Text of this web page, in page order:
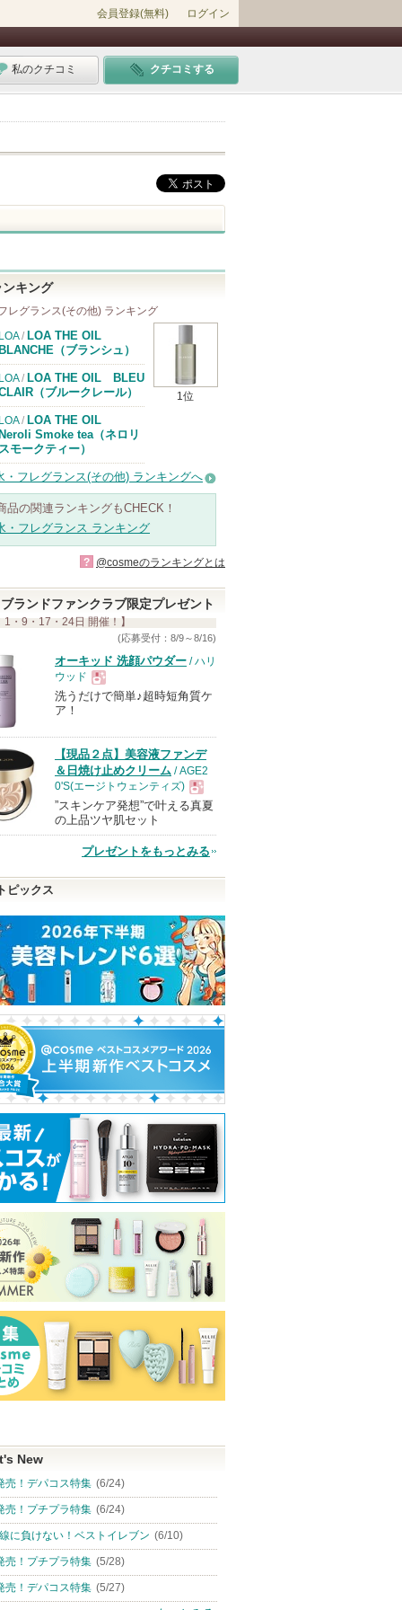
会員登録(無料) ログイン
私のクチコミ クチコミする
ンキング
レグランス(その他) ランキング
1位
LOA/ LOA THE OIL
BLANCHE（ブランシュ）
LOA/ LOA THE OIL BLEU
（ブルークレール）
LOA/ LOA THE OIL
Neroli Smoke tea（ネロリ
スモークティー）
・フレグランス(その他) ランキングへ
品の関連ランキングもCHECK！
・フレグランス ランキング
? @cosmeのランキングとは
ブランドファンクラブ限定プレゼント
1・9・17・24日 開催！】
(応募受付：8/9～8/16)
オーキッド 洗顔パウダー / ハリ
ウッド
現
品
洗うだけで簡単♪超時短角質ケ
ア！
【現品２点】美容液ファンデ
＆日焼け止めクリーム / AGE2
0'S(エージトウェンティズ)
現
品
”スキンケア発想”で叶える真夏
の上品ツヤ肌セット
プレゼントをもっとみる
ピックス
New
売！デパコス特集 (6/24)
売！プチプラ特集 (6/24)
に負けない！ベストイレブン (6/10)
売！プチプラ特集 (5/28)
売！デパコス特集 (5/27)